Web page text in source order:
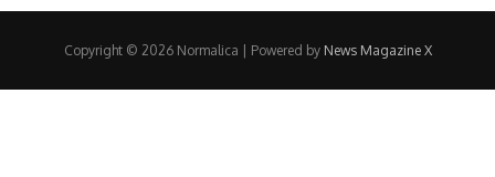
Copyright © 2026 Normalica | Powered by News Magazine X